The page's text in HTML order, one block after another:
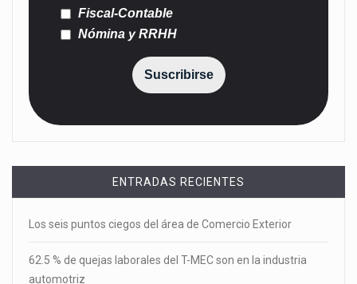
Fiscal-Contable
Nómina y RRHH
Suscribirse
ENTRADAS RECIENTES
Los seis puntos ciegos del área de Comercio Exterior
62.5 % de quejas laborales del T-MEC son en la industria
automotriz